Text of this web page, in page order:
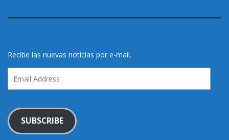
Recibe las nuevas noticias por e-mail.
Address
SUBSCRIBE